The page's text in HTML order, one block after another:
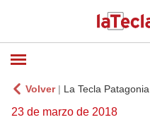
Volver| La Tecla Patagonia
23 de marzo de 2018